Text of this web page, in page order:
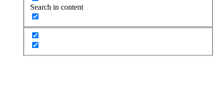
Search in content